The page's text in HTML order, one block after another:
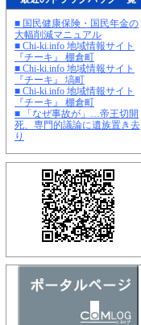
■ 国民健康保険・国民年金の
大幅削減マニュアル
■ Chi-ki.info 地域情報サイト
『チーキ』 棚倉町
■ Chi-ki.info 地域情報サイト
『チーキ』 塙町
■ Chi-ki.info 地域情報サイト
『チーキ』 棚倉町
■ 「なぜ事故が」…帝王切開
死、専門的議論に遺族置き去
り